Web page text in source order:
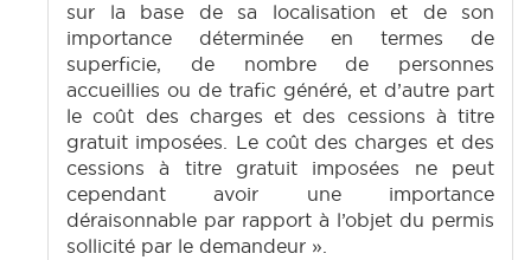
sur la base de sa localisation et de son
importance déterminée en termes de
superficie, de nombre de personnes
accueillies ou de trafic généré, et d’autre part
le coût des charges et des cessions à titre
gratuit imposées. Le coût des charges et des
cessions à titre gratuit imposées ne peut
cependant avoir une importance
déraisonnable par rapport à l’objet du permis
sollicité par le demandeur ».